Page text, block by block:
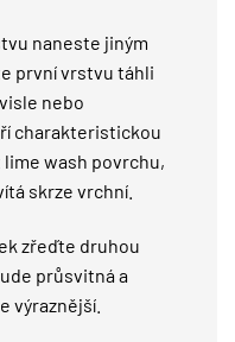
naneste jiným
první vrstvu táhli
nebo
charakteristickou
wash povrchu,
skrze vrchní.
zřeďte druhou
průsvitná a
výraznější.